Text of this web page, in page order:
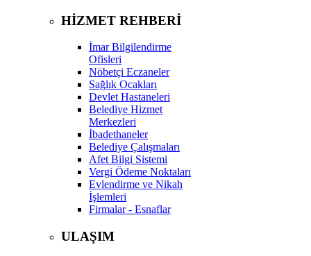
HİZMET REHBERİ
İmar Bilgilendirme
Ofisleri
Nöbetçi Eczaneler
Sağlık Ocakları
Devlet Hastaneleri
Belediye Hizmet
Merkezleri
İbadethaneler
Belediye Çalışmaları
Afet Bilgi Sistemi
Vergi Ödeme Noktaları
Evlendirme ve Nikah
İşlemleri
Firmalar - Esnaflar
ULAŞIM